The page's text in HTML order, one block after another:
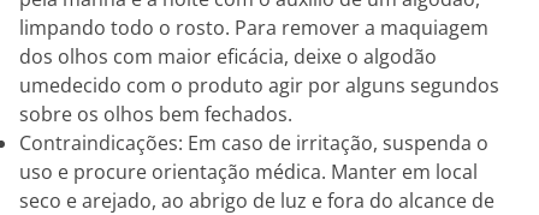
limpando todo o rosto. Para remover a maquiagem
dos olhos com maior eficácia, deixe o algodão
umedecido com o produto agir por alguns segundos
sobre os olhos bem fechados.
Contraindicações: Em caso de irritação, suspenda o
uso e procure orientação médica. Manter em local
seco e arejado, ao abrigo de luz e fora do alcance de